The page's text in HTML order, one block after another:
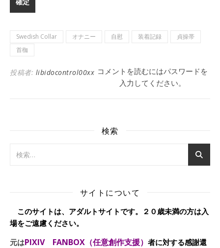
Swedish Collar オナニー 自慰 装着記録
貞操帯
首枷
投稿者: libidocontrol00xx コメントを読むにはパスワードを
入力してください。
検索
サイトについて
このサイトは、アダルトサイトです。２０歳未満の方は入
場をご遠慮ください。
元はPIXIV FANBOX（任意創作支援） 者に対する感謝還